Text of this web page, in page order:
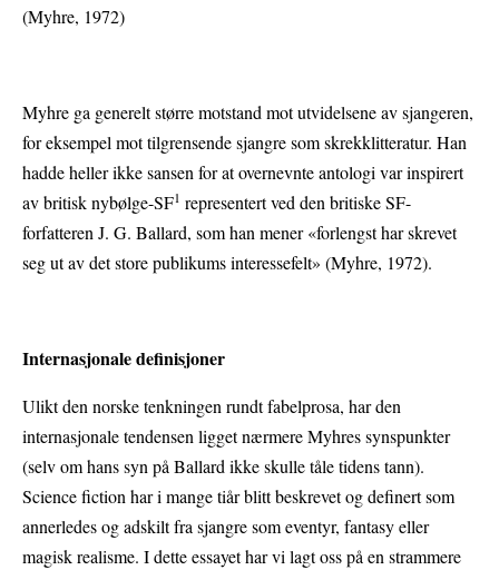
(Myhre, 1972)
Myhre ga generelt større motstand mot utvidelsene av sjangeren,
for eksempel mot tilgrensende sjangre som skrekklitteratur. Han
hadde heller ikke sansen for at overnevnte antologi var inspirert
av britisk nybølge-SF1 representert ved den britiske SF-
forfatteren J. G. Ballard, som han mener «forlengst har skrevet
seg ut av det store publikums interessefelt» (Myhre, 1972).
Internasjonale definisjoner
Ulikt den norske tenkningen rundt fabelprosa, har den
internasjonale tendensen ligget nærmere Myhres synspunkter
(selv om hans syn på Ballard ikke skulle tåle tidens tann).
Science fiction har i mange tiår blitt beskrevet og definert som
annerledes og adskilt fra sjangre som eventyr, fantasy eller
magisk realisme. I dette essayet har vi lagt oss på en strammere